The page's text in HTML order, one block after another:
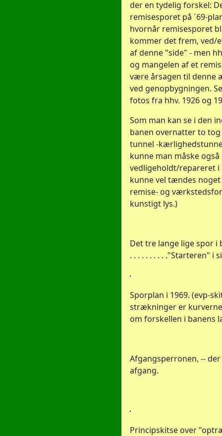
der en tydelig forskel:
remisesporet på ´69-
hvornår remisesporet
kommer det frem, ved/
af denne "side" - men
og mangelen af et
være årsagen til denne
ved genopbygningen.
fotos fra hhv. 1926 og
Som man kan se i den
banen overnatter to
tunnel -
kunne man måske også
vedligeholdt/repareret i
kunne vel tændes
remise- og
kunstigt lys.)
Det tre lange lige spor
. . . . . . . . . ."Starteren" i
Sporplan i 1969. (evp-
strækninger er
om forskellen i banens
Afgangsperronen, --
afgang.
Principskitse over